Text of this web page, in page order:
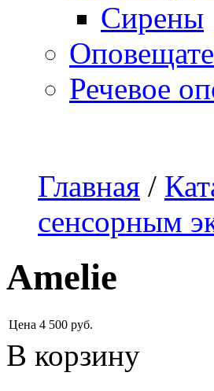
Сирены
Речевое
Главная /
сенсорным
Amelie
Цена 4 500 руб.
В корзину